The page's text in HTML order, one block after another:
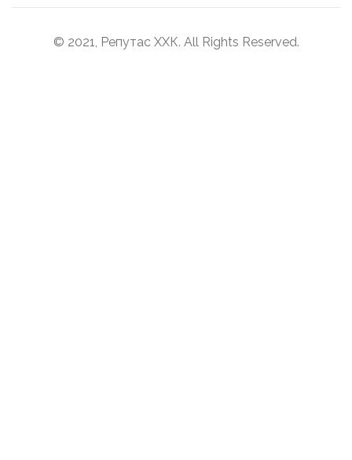
© 2021, Репутас ХХК. All Rights Reserved.